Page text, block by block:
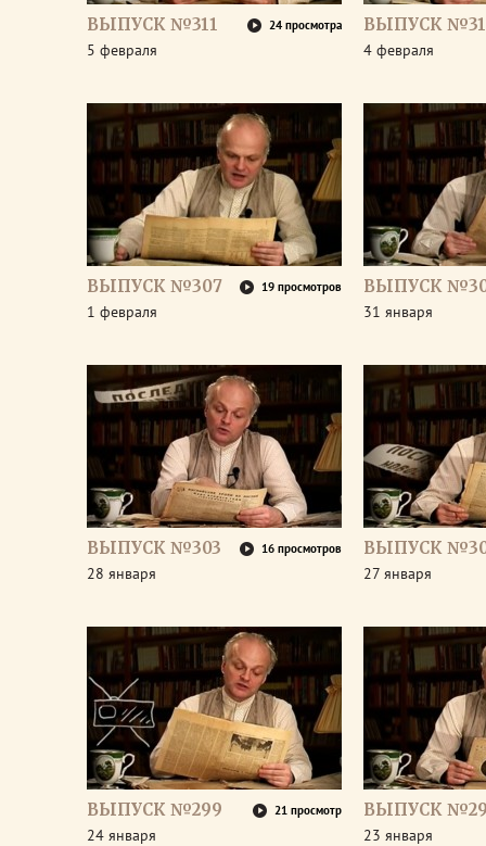
ВЫПУСК №311 24 просмотра
5 февраля
ВЫПУСК
4 февраля
ВЫПУСК №307 19 просмотров
1 февраля
ВЫПУСК
31 января
ВЫПУСК №303 16 просмотров
28 января
ВЫПУСК
27 января
ВЫПУСК №299 21 просмотр
24 января
ВЫПУСК
23 января